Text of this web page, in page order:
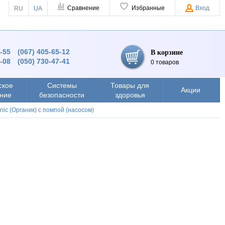
RU UA Сравнение Избранные Вход
55
08
(067) 405-65-12
(050) 730-47-41
В корзине
0 товаров
Системы
безопасности
Товары для
здоровья
Акции
(Органик) с помпой (насосом)